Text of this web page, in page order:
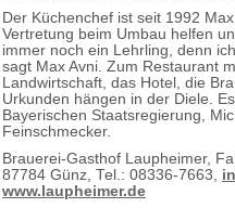
Der Küchenchef ist seit 1992
Vertretung beim Umbau helfen
immer noch ein Lehrling, denn
sagt Max Avni. Zum Restaurant
Landwirtschaft, das Hotel, die
Urkunden hängen in der Diele.
Bayerischen Staatsregierung,
Feinschmecker.
Brauerei-Gasthof Laupheimer,
87784 Günz, Tel.: 08336-7663,
www.laupheimer.de